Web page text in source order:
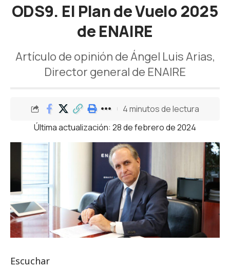
ODS9. El Plan de Vuelo 2025
de ENAIRE
Artículo de opinión de Ángel Luis Arias,
Director general de ENAIRE
Última actualización: 28 de febrero de 2024
4 minutos de lectura
Escuchar